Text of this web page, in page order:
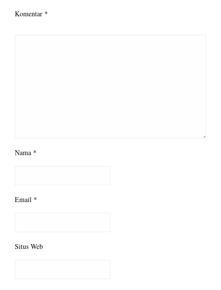
Komentar *
Nama *
Email *
Situs Web